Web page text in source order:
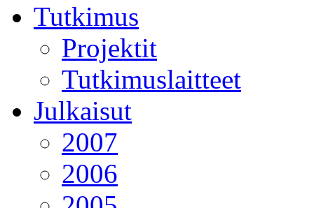
Tutkimus
Projektit
Tutkimuslaitteet
Julkaisut
2007
2006